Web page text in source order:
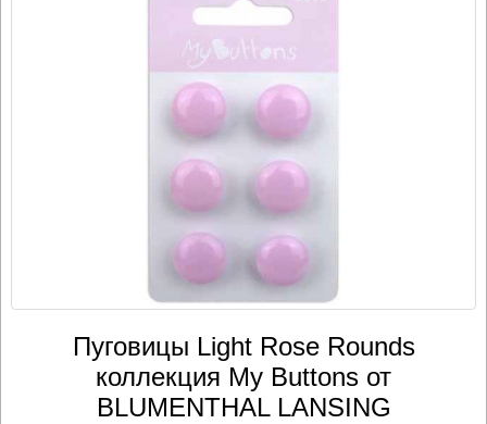
Пуговицы Light Rose Rounds
коллекция My Buttons от
BLUMENTHAL LANSING